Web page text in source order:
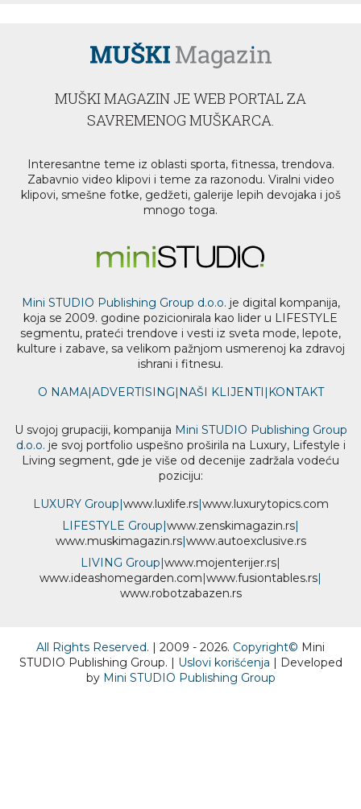
MUŠKI MAGAZIN JE WEB PORTAL ZA
SAVREMENOG MUŠKARCA.
Interesantne teme iz oblasti sporta, fitnessa, trendova.
Zabavnio video klipovi i teme za razonodu. Viralni video
klipovi, smešne fotke, gedžeti, galerije lepih devojaka i još
mnogo toga.
Mini STUDIO Publishing Group d.o.o. je digital kompanija,
koja se 2009. godine pozicionirala kao lider u LIFESTYLE
segmentu, prateći trendove i vesti iz sveta mode, lepote,
kulture i zabave, sa velikom pažnjom usmerenoj ka zdravoj
ishrani i fitnesu.
O NAMA|ADVERTISING| NAŠI KLIJENTI | KONTAKT
U svojoj grupaciji, kompanija Mini STUDIO Publishing Group
d.o.o. je svoj portfolio uspešno proširila na Luxury, Lifestyle i
Living segment, gde je više od decenije zadržala vodeću
poziciju:
LUXURY Group|www.luxlife.rs|www.luxurytopics.com
LIFESTYLE Group|www.zenskimagazin.rs|
www.muskimagazin.rs|www.autoexclusive.rs
LIVING Group|www.mojenterijer.rs|
www.ideashomegarden.com|www.fusiontables.rs|
www.robotzabazen.rs
All Rights Reserved. | 2009 - 2026. Copyright© Mini
STUDIO Publishing Group. | Uslovi korišćenja | Developed
by Mini STUDIO Publishing Group